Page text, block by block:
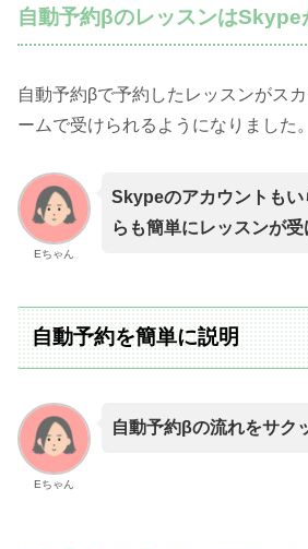
自動予約βのレッスンはSkype
自動予約βで予約したレッスンがス
ームで受けられるようになりました
Eちゃん
Skypeのアカウントも
らも簡単にレッスンが
自動予約を簡単に説明
Eちゃん
自動予約βの流れをサク